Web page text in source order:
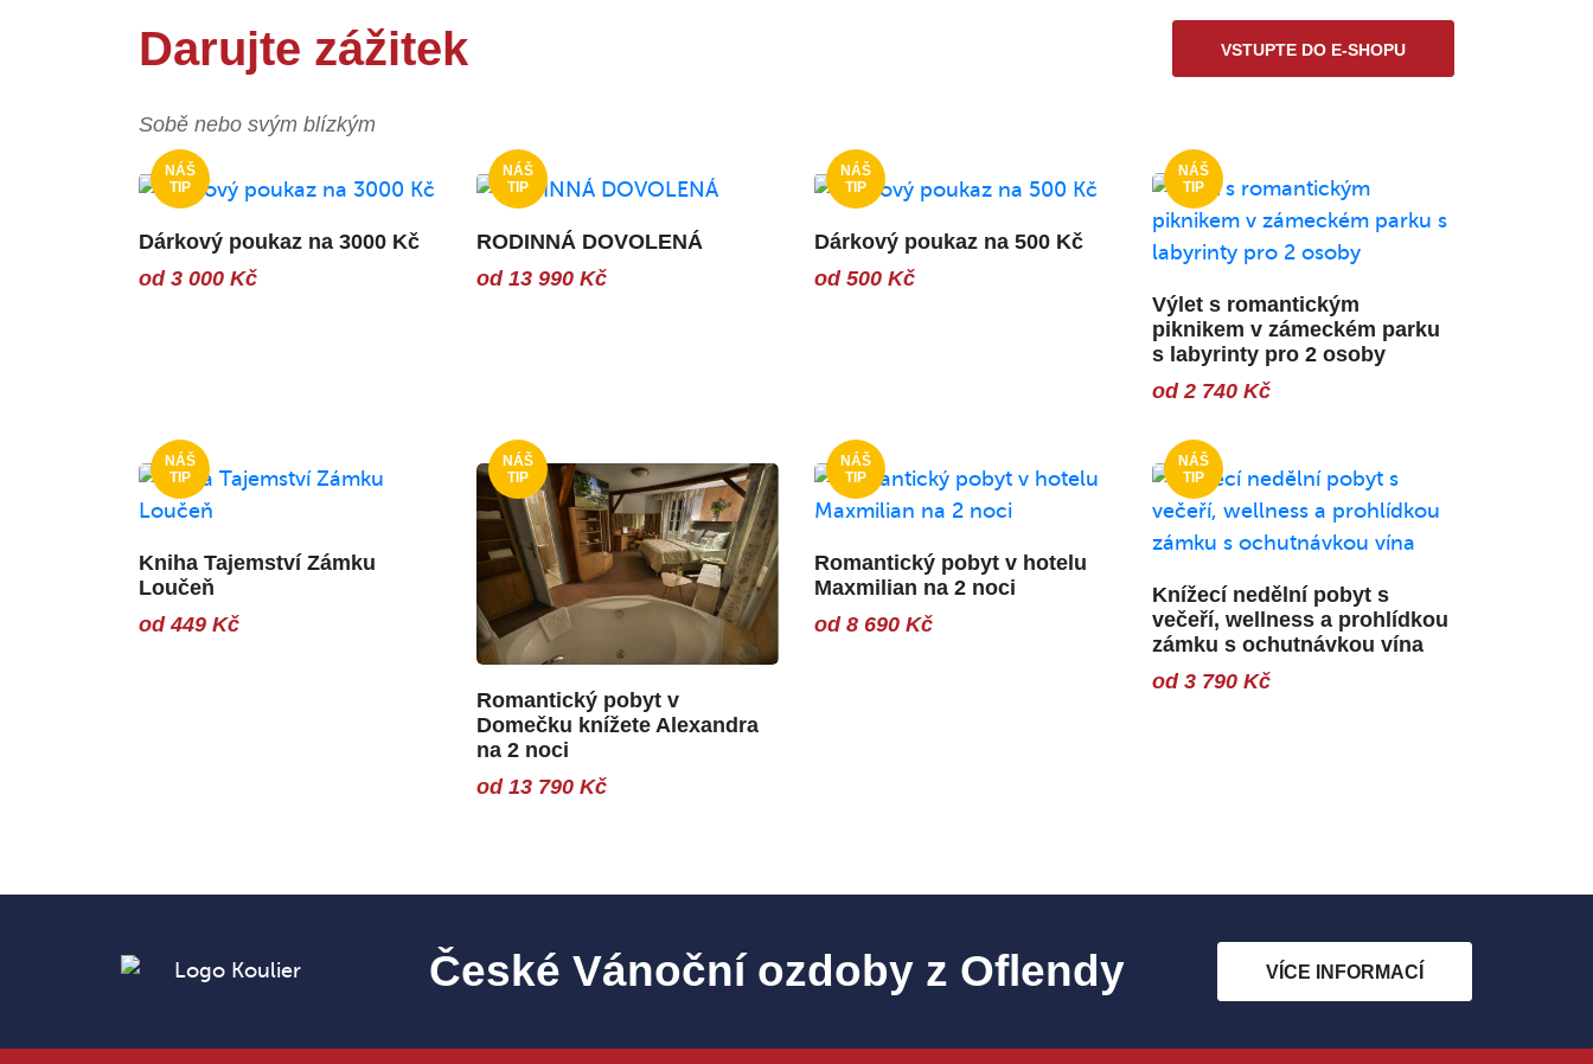
Darujte zážitek
Sobě nebo svým blízkým
Dárkový poukaz na 3000 Kč
od 3 000 Kč
RODINNÁ DOVOLENÁ
od 13 990 Kč
Dárkový poukaz na 500 Kč
od 500 Kč
Výlet s romantickým
piknikem v zámeckém parku
s labyrinty pro 2 osoby
od 2 740 Kč
Kniha Tajemství Zámku
Loučeň
od 449 Kč
Romantický pobyt v
Domečku knížete Alexandra
na 2 noci
od 13 790 Kč
Romantický pobyt v hotelu
Maxmilian na 2 noci
od 8 690 Kč
Knížecí nedělní pobyt s
večeří, wellness a prohlídkou
zámku s ochutnávkou vína
od 3 790 Kč
VSTUPTE DO E-SHOPU
České Vánoční ozdoby z Oflendy VÍCE INFORMACÍ